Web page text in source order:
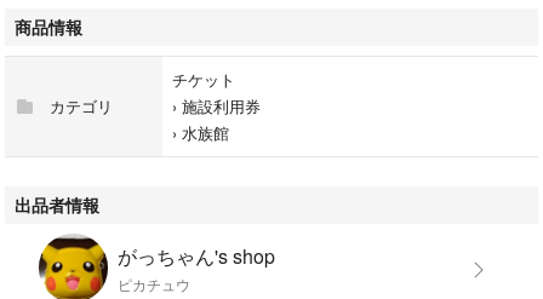
#レジャー
#夏休み
商品情報
カテゴリ
チケット
› 施設利用券
› 水族館
出品者情報
がっちゃん's shop
ピカチュウ